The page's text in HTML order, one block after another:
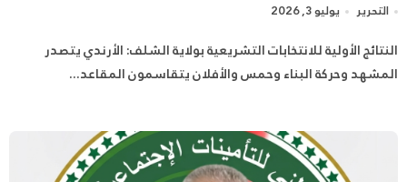
التحرير يوليو 3, 2026
النتائج الأولية للانتخابات التشريعية بولاية الشلف: الأرندي يتصدر
المشهد وحركة البناء وحمس والأفلان يتقاسمون المقاعد...